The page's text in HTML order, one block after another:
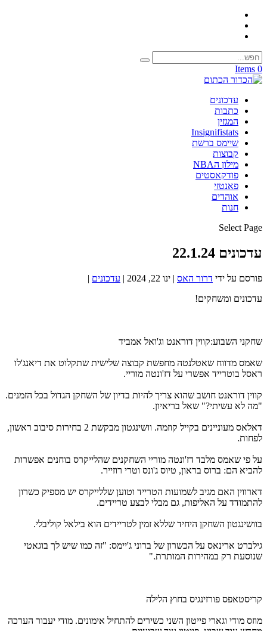
0 Items
עדכונים
כתבות
המגזין
Insignifistats
שיימס ברשת
קבוצות
מילון הNBA
פודקאסטים
פאנטזי
אוהדים
חנות
Select Page
עדכונים 22.1.24
פורסם על ידי דרור האס | ינו 22, 2024 | עדכונים |
עדכונים ומשחקים!
שחקני השבוע:קווין דוראנט וג'ואל אמביד
שאמס מדווח שאטלנטה מחפשת קבוצה שלישית שתקלוט את דיאנג'לו
ראסל בוטרייד אפשרי על דז'ונטה מוריי.
קווין דוראנט חושב שהוא צריך להיות בדיון של השחקן הגדול בכל הזמנים.
"מה לא עשיתי?" שאל בריאיון.
דאלאס מעוניינים בקייל קוזמה. וושינגטון מבקשת 2 בחירות סיבוב ראשון,
לפחות.
על פי שאמס מלבד דז'ונטה מוריי השחקנים שהלייקרס בוחנים אפשרות
להביא הם: ברוס בראון, טיוס ג'ונס וטרי רוזייר.
דארווין האם מגיב לשמועות הטרייד וטוען שללייקרס יש מספיק כשרון
להתמודד על האליפות, גם מבלי לבצע טריידים.
בוושינגטון השחקן היחיד שללא זמין לטריידים הוא בילאל קוליבלי.
גילברט ארינאס על הכשרון של ברוני ג'יימס: "זה כמו שיש לך בוגאטי
שנוסעת רק במהירות המותרת."
קריסטאפס פורזינגיס בחוץ הלילה
מוזס מודי וגארי פייטון השני כשירים להתחיל אימונים. מודי יעבור הערכה